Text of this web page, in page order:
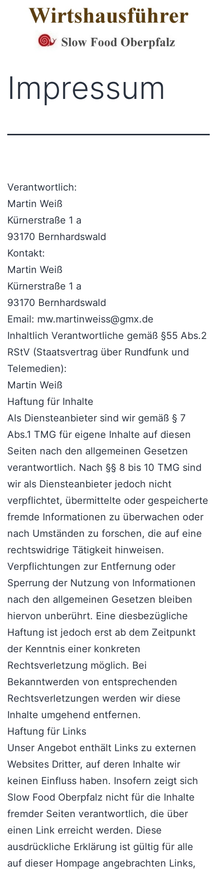
springen
Impressum
Verantwortlich:
Martin Weiß
Kürnerstraße 1 a
93170 Bernhardswald
Kontakt:
Martin Weiß
Kürnerstraße 1 a
93170 Bernhardswald
Email: mw.martinweiss@gmx.de
Inhaltlich Verantwortliche gemäß §55 Abs.2
RStV (Staatsvertrag über Rundfunk und
Telemedien):
Martin Weiß
Haftung für Inhalte
Als Diensteanbieter sind wir gemäß § 7
Abs.1 TMG für eigene Inhalte auf diesen
Seiten nach den allgemeinen Gesetzen
verantwortlich. Nach §§ 8 bis 10 TMG sind
wir als Diensteanbieter jedoch nicht
verpflichtet, übermittelte oder gespeicherte
fremde Informationen zu überwachen oder
nach Umständen zu forschen, die auf eine
rechtswidrige Tätigkeit hinweisen.
Verpflichtungen zur Entfernung oder
Sperrung der Nutzung von Informationen
nach den allgemeinen Gesetzen bleiben
hiervon unberührt. Eine diesbezügliche
Haftung ist jedoch erst ab dem Zeitpunkt
der Kenntnis einer konkreten
Rechtsverletzung möglich. Bei
Bekanntwerden von entsprechenden
Rechtsverletzungen werden wir diese
Inhalte umgehend entfernen.
Haftung für Links
Unser Angebot enthält Links zu externen
Websites Dritter, auf deren Inhalte wir
keinen Einfluss haben. Insofern zeigt sich
Slow Food Oberpfalz nicht für die Inhalte
fremder Seiten verantwortlich, die über
einen Link erreicht werden. Diese
ausdrückliche Erklärung ist gültig für alle
auf dieser Hompage angebrachten Links,